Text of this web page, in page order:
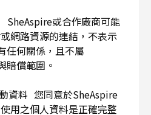
或合作廠商可能
網路資源的連結，不表示
任何關係，且不屬
賠償範圍。
資料 您同意於SheAspire
用之個人資料是正確完整